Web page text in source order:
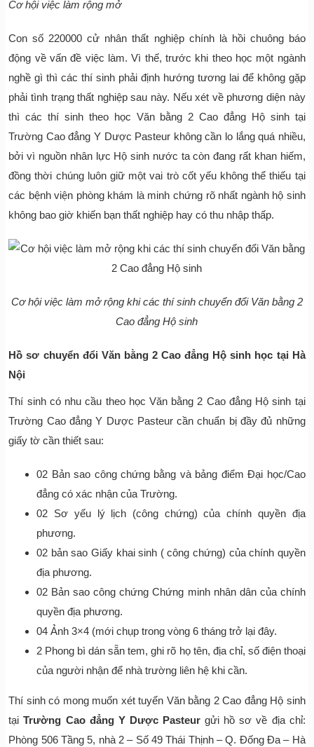
Cơ hội việc làm rộng mở
Con số 220000 cử nhân thất nghiệp chính là hồi chuông báo
động về vấn đề việc làm. Vì thế, trước khi theo học một ngành
nghề gì thì các thí sinh phải định hướng tương lai để không gặp
phải tình trạng thất nghiệp sau này. Nếu xét về phương diện này
thì các thí sinh theo học Văn bằng 2 Cao đẳng Hộ sinh tại
Trường Cao đẳng Y Dược Pasteur không cần lo lắng quá nhiều,
bởi vì nguồn nhân lực Hộ sinh nước ta còn đang rất khan hiếm,
đồng thời chúng luôn giữ một vai trò cốt yếu không thể thiếu tại
các bệnh viện phòng khám là minh chứng rõ nhất ngành hộ sinh
không bao giờ khiến bạn thất nghiệp hay có thu nhập thấp.
Cơ hội việc làm mở rộng khi các thí sinh chuyển đổi Văn bằng 2
Cao đẳng Hộ sinh
Hồ sơ chuyển đổi Văn bằng 2 Cao đẳng Hộ sinh học tại Hà
Nội
Thí sinh có nhu cầu theo học Văn bằng 2 Cao đẳng Hộ sinh tại
Trường Cao đẳng Y Dược Pasteur cần chuẩn bị đầy đủ những
giấy tờ cần thiết sau:
02 Bản sao công chứng bằng và bảng điểm Đại học/Cao
đẳng có xác nhận của Trường.
02 Sơ yếu lý lịch (công chứng) của chính quyền địa
phương.
02 bản sao Giấy khai sinh ( công chứng) của chính quyền
địa phương.
02 Bản sao công chứng Chứng minh nhân dân của chính
quyền địa phương.
04 Ảnh 3×4 (mới chụp trong vòng 6 tháng trở lại đây.
2 Phong bì dán sẵn tem, ghi rõ họ tên, địa chỉ, số điện thoại
của người nhận để nhà trường liên hệ khi cần.
Thí sinh có mong muốn xét tuyển Văn bằng 2 Cao đẳng Hộ sinh
tạiTrường Cao đẳng Y Dược Pasteur gửi hồ sơ về địa chỉ:
Phòng 506 Tầng 5, nhà 2 – Số 49 Thái Thịnh – Q. Đống Đa – Hà